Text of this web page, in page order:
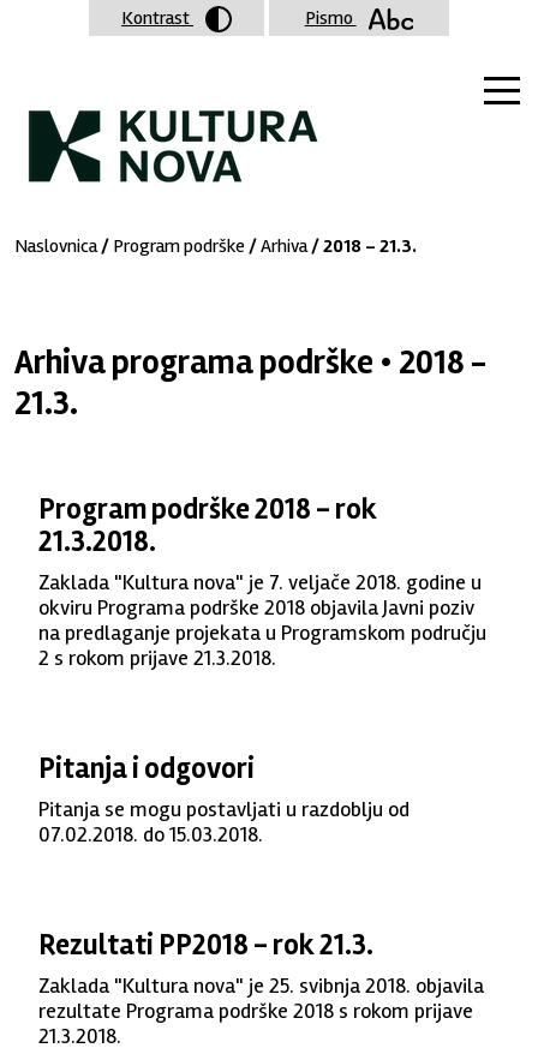
Naslovnica/ Program podrške /Arhiva/ 2018 - 21.3.
Arhiva programa podrške • 2018 -
21.3.
Program podrške 2018 - rok
21.3.2018.
Zaklada "Kultura nova" je 7. veljače 2018. godine u
okviru Programa podrške 2018 objavila Javni poziv
na predlaganje projekata u Programskom području
2 s rokom prijave 21.3.2018.
Pitanja i odgovori
Pitanja se mogu postavljati u razdoblju od
07.02.2018. do 15.03.2018.
Rezultati PP2018 - rok 21.3.
Zaklada "Kultura nova" je 25. svibnja 2018. objavila
rezultate Programa podrške 2018 s rokom prijave
21.3.2018.
Kontrast Pismo